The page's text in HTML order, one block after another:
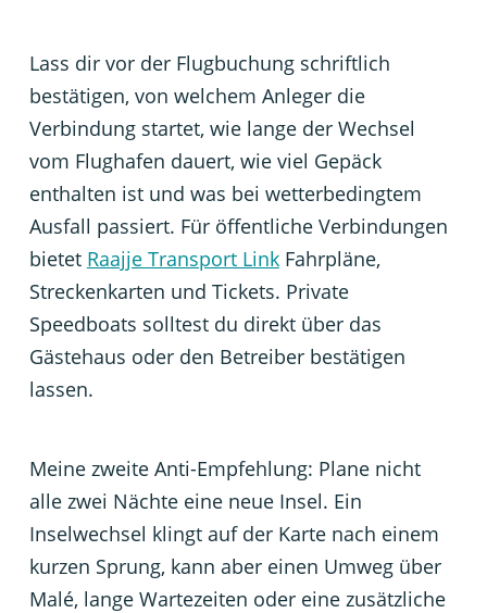
Lass dir vor der Flugbuchung schriftlich
bestätigen, von welchem Anleger die
Verbindung startet, wie lange der Wechsel
vom Flughafen dauert, wie viel Gepäck
enthalten ist und was bei wetterbedingtem
Ausfall passiert. Für öffentliche Verbindungen
bietet Raajje Transport LinkFahrpläne,
Streckenkarten und Tickets. Private
Speedboats solltest du direkt über das
Gästehaus oder den Betreiber bestätigen
lassen.
Meine zweite Anti-Empfehlung: Plane nicht
alle zwei Nächte eine neue Insel. Ein
Inselwechsel klingt auf der Karte nach einem
kurzen Sprung, kann aber einen Umweg über
Malé, lange Wartezeiten oder eine zusätzliche